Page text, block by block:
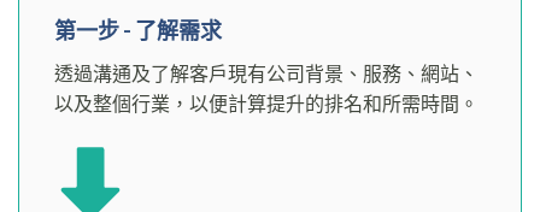
第一步 - 了解需求
透過溝通及了解客戶現有公司背景、服務、網站、
以及整個行業，以便計算提升的排名和所需時間。